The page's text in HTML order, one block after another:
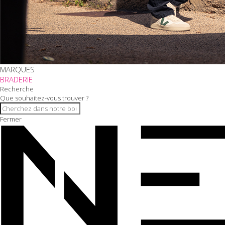
MARQUES
BRADERIE
Recherche
Que souhaitez-vous trouver ?
Fermer